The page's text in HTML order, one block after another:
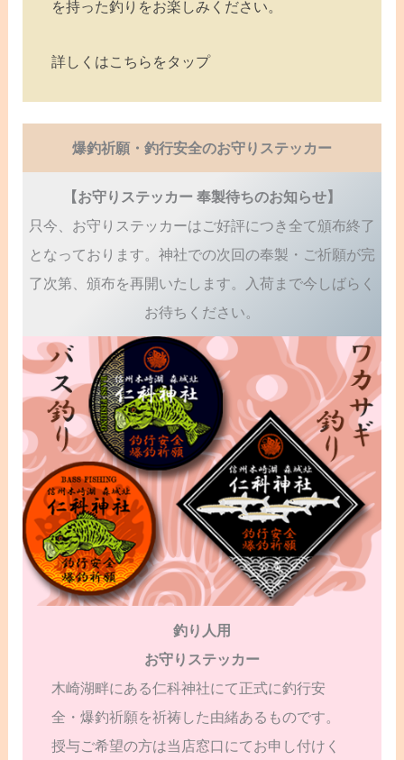
を持った釣りをお楽しみください。
詳しくはこちらをタップ
爆釣祈願・釣行安全のお守りステッカー
【お守りステッカー 奉製待ちのお知らせ】
只今、お守りステッカーはご好評につき全て頒布終了
となっております。神社での次回の奉製・ご祈願が完
了次第、頒布を再開いたします。入荷まで今しばらく
お待ちください。
釣り人用
お守りステッカー
木崎湖畔にある仁科神社にて正式に釣行安
全・爆釣祈願を祈祷した由緒あるものです。
授与ご希望の方は当店窓口にてお申し付けく